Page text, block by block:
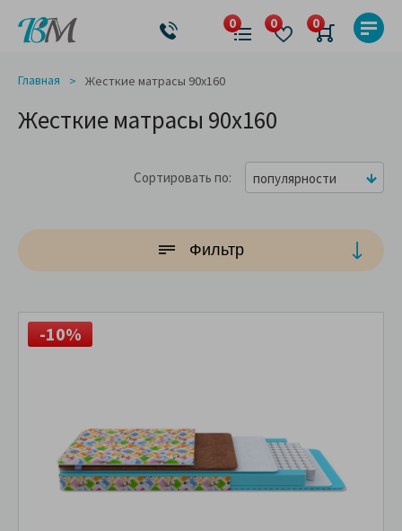
Главная Жесткие матрасы 90x160
Жесткие матрасы 90x160
Сортировать по популярности
Фильтр
-10%